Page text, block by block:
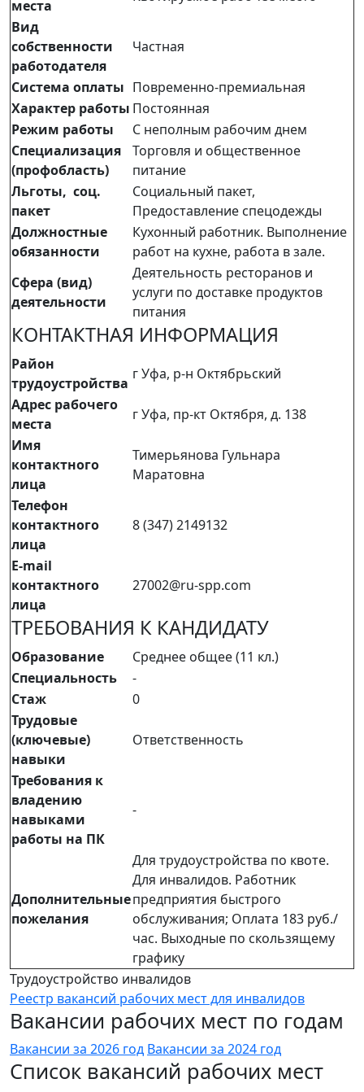
места
Вид
собственности
работодателя
Частная
Система оплаты Повременно-премиальная
Характер работы Постоянная
Режим работы
С неполным рабочим днем
Специализация
(профобласть)
Торговля и общественное
питание
Льготы, соц.
пакет
Социальный пакет,
Предоставление спецодежды
Должностные
обязанности
Кухонный работник. Выполнение
работ на кухне, работа в зале.
Сфера (вид)
деятельности
Деятельность ресторанов и
услуги по доставке продуктов
питания
КОНТАКТНАЯ ИНФОРМАЦИЯ
Район
трудоустройства
г Уфа, р-н Октябрьский
Адрес рабочего
места
г Уфа, пр-кт Октября, д. 138
Имя
контактного
лица
Тимерьянова Гульнара
Маратовна
Телефон
контактного
лица
8 (347) 2149132
E-mail
контактного
лица
27002@ru-spp.com
ТРЕБОВАНИЯ К КАНДИДАТУ
Образование
Среднее общее (11 кл.)
Специальность
-
Стаж
0
Трудовые
(ключевые)
навыки
Ответственность
Требования к
владению
навыками
работы на ПК
-
Дополнительные
пожелания
Для трудоустройства по квоте.
Для инвалидов. Работник
предприятия быстрого
обслуживания; Оплата 183 руб./
час. Выходные по скользящему
графику
Трудоустройство инвалидов
Реестр вакансий рабочих мест для инвалидов
Вакансии рабочих мест по годам
Вакансии за 2026 год Вакансии за 2024 год
Список вакансий рабочих мест